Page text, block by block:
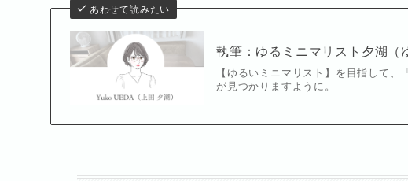
あわせて読みたい
執筆：ゆるミニマリスト夕湖（
【ゆるいミニマリスト】を目指して
が見つかりますように。